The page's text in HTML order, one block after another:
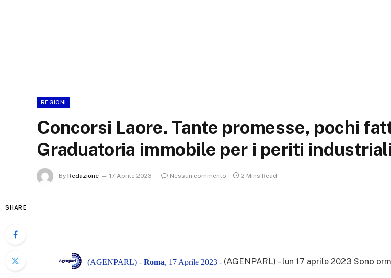
REGIONI
Concorsi Laore. Tante promesse, pochi
Graduatoria immobile per i periti
By Redazione 17 Aprile 2023 Nessun commento 2 Mins Read
SHARE
(AGENPARL) - Roma, 17 Aprile 2023 - (AGENPARL) – lun 17 aprile 2023 Sono